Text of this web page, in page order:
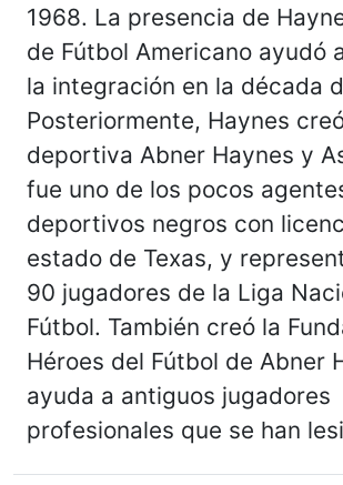
1968. La presencia de
de Fútbol Americano ayudó
la integración en la década
Posteriormente, Haynes
deportiva Abner Haynes y
fue uno de los pocos
deportivos negros con
estado de Texas, y
90 jugadores de la Liga
Fútbol. También creó la
Héroes del Fútbol de Abner
ayuda a antiguos jugadores
profesionales que se han